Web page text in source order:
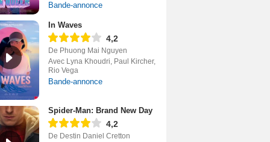
Bande-annonce
In Waves
4,2
De Phuong Mai Nguyen
Avec Lyna Khoudri, Paul Kircher,
Rio Vega
Bande-annonce
Spider-Man: Brand New Day
4,2
De Destin Daniel Cretton